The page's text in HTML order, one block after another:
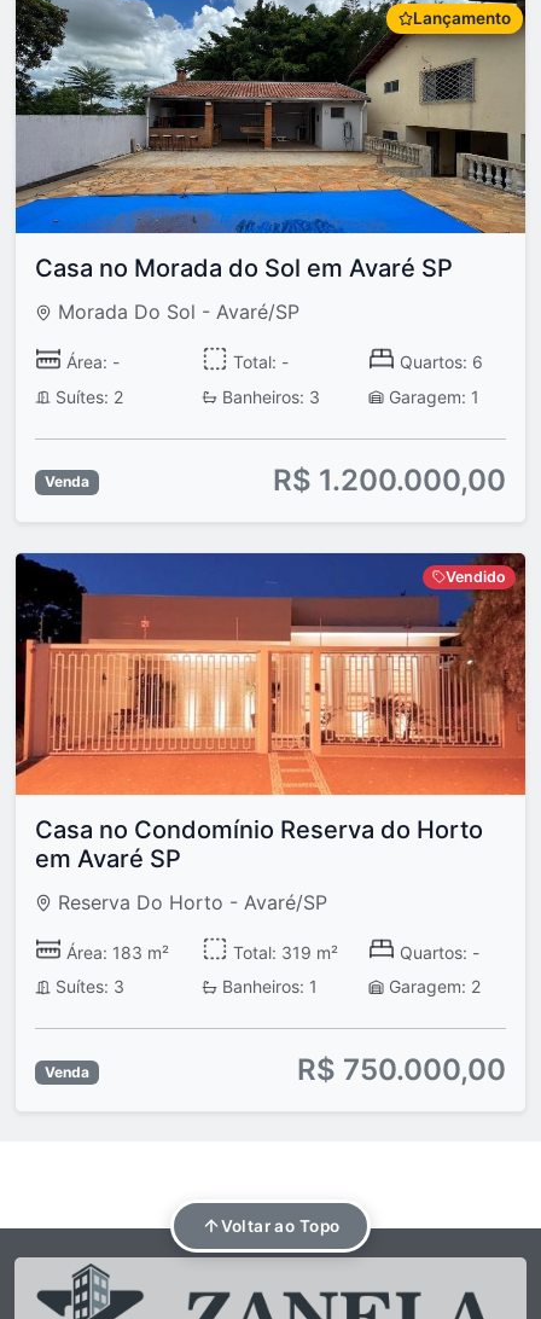
Lançamento
Casa no Morada do Sol em Avaré SP
Morada Do Sol - Avaré/SP
Área: - Total: -
Quartos: 6
Suítes: 2
Banheiros: 3 Garagem: 1
Venda R$ 1.200.000,00
Vendido
Casa no Condomínio Reserva do Horto
em Avaré SP
Reserva Do Horto - Avaré/SP
Área: 183 m² Total: 319 m²
Quartos: -
Suítes: 3
Banheiros: 1 Garagem: 2
Venda R$ 750.000,00
Voltar ao Topo